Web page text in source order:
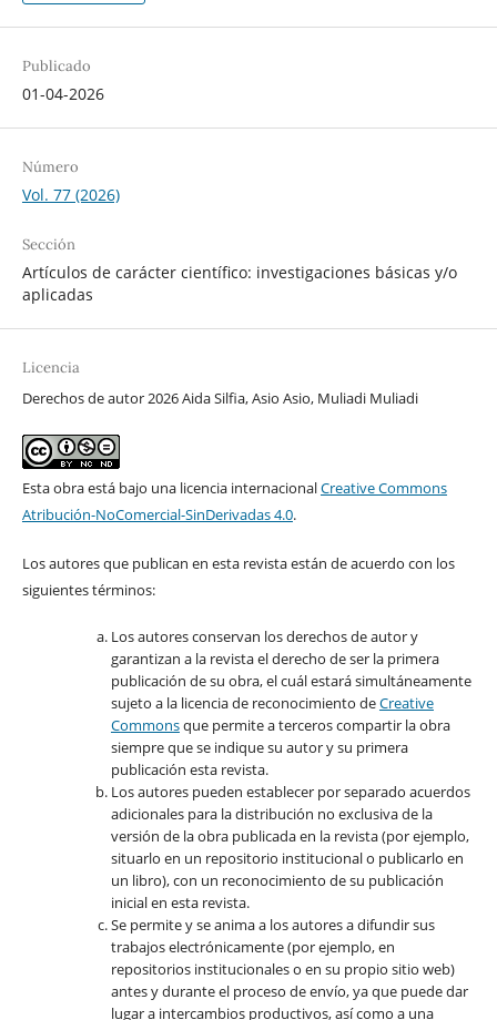
Publicado
01-04-2026
Número
Vol. 77 (2026)
Sección
Artículos de carácter científico: investigaciones básicas y/o
aplicadas
Licencia
Derechos de autor 2026 Aida Silfia, Asio Asio, Muliadi Muliadi
Esta obra está bajo una licencia internacionalCreative Commons
Atribución-NoComercial-SinDerivadas 4.0.
Los autores que publican en esta revista están de acuerdo con los
siguientes términos:
Los autores conservan los derechos de autor y
garantizan a la revista el derecho de ser la primera
publicación de su obra, el cuál estará simultáneamente
sujeto a la licencia de reconocimiento deCreative
Commonsque permite a terceros compartir la obra
siempre que se indique su autor y su primera
publicación esta revista.
Los autores pueden establecer por separado acuerdos
adicionales para la distribución no exclusiva de la
versión de la obra publicada en la revista (por ejemplo,
situarlo en un repositorio institucional o publicarlo en
un libro), con un reconocimiento de su publicación
inicial en esta revista.
Se permite y se anima a los autores a difundir sus
trabajos electrónicamente (por ejemplo, en
repositorios institucionales o en su propio sitio web)
antes y durante el proceso de envío, ya que puede dar
lugar a intercambios productivos, así como a una